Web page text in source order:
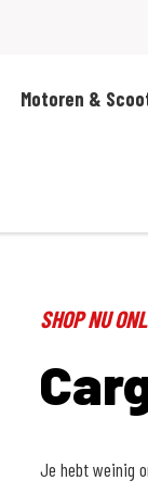
Motoren &
SHOP NU
Je hebt weinig